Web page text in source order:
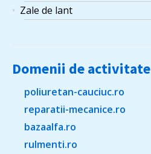
Zale de lant
Domenii de activitate
poliuretan-cauciuc.ro
reparatii-mecanice.ro
bazaalfa.ro
rulmenti.ro